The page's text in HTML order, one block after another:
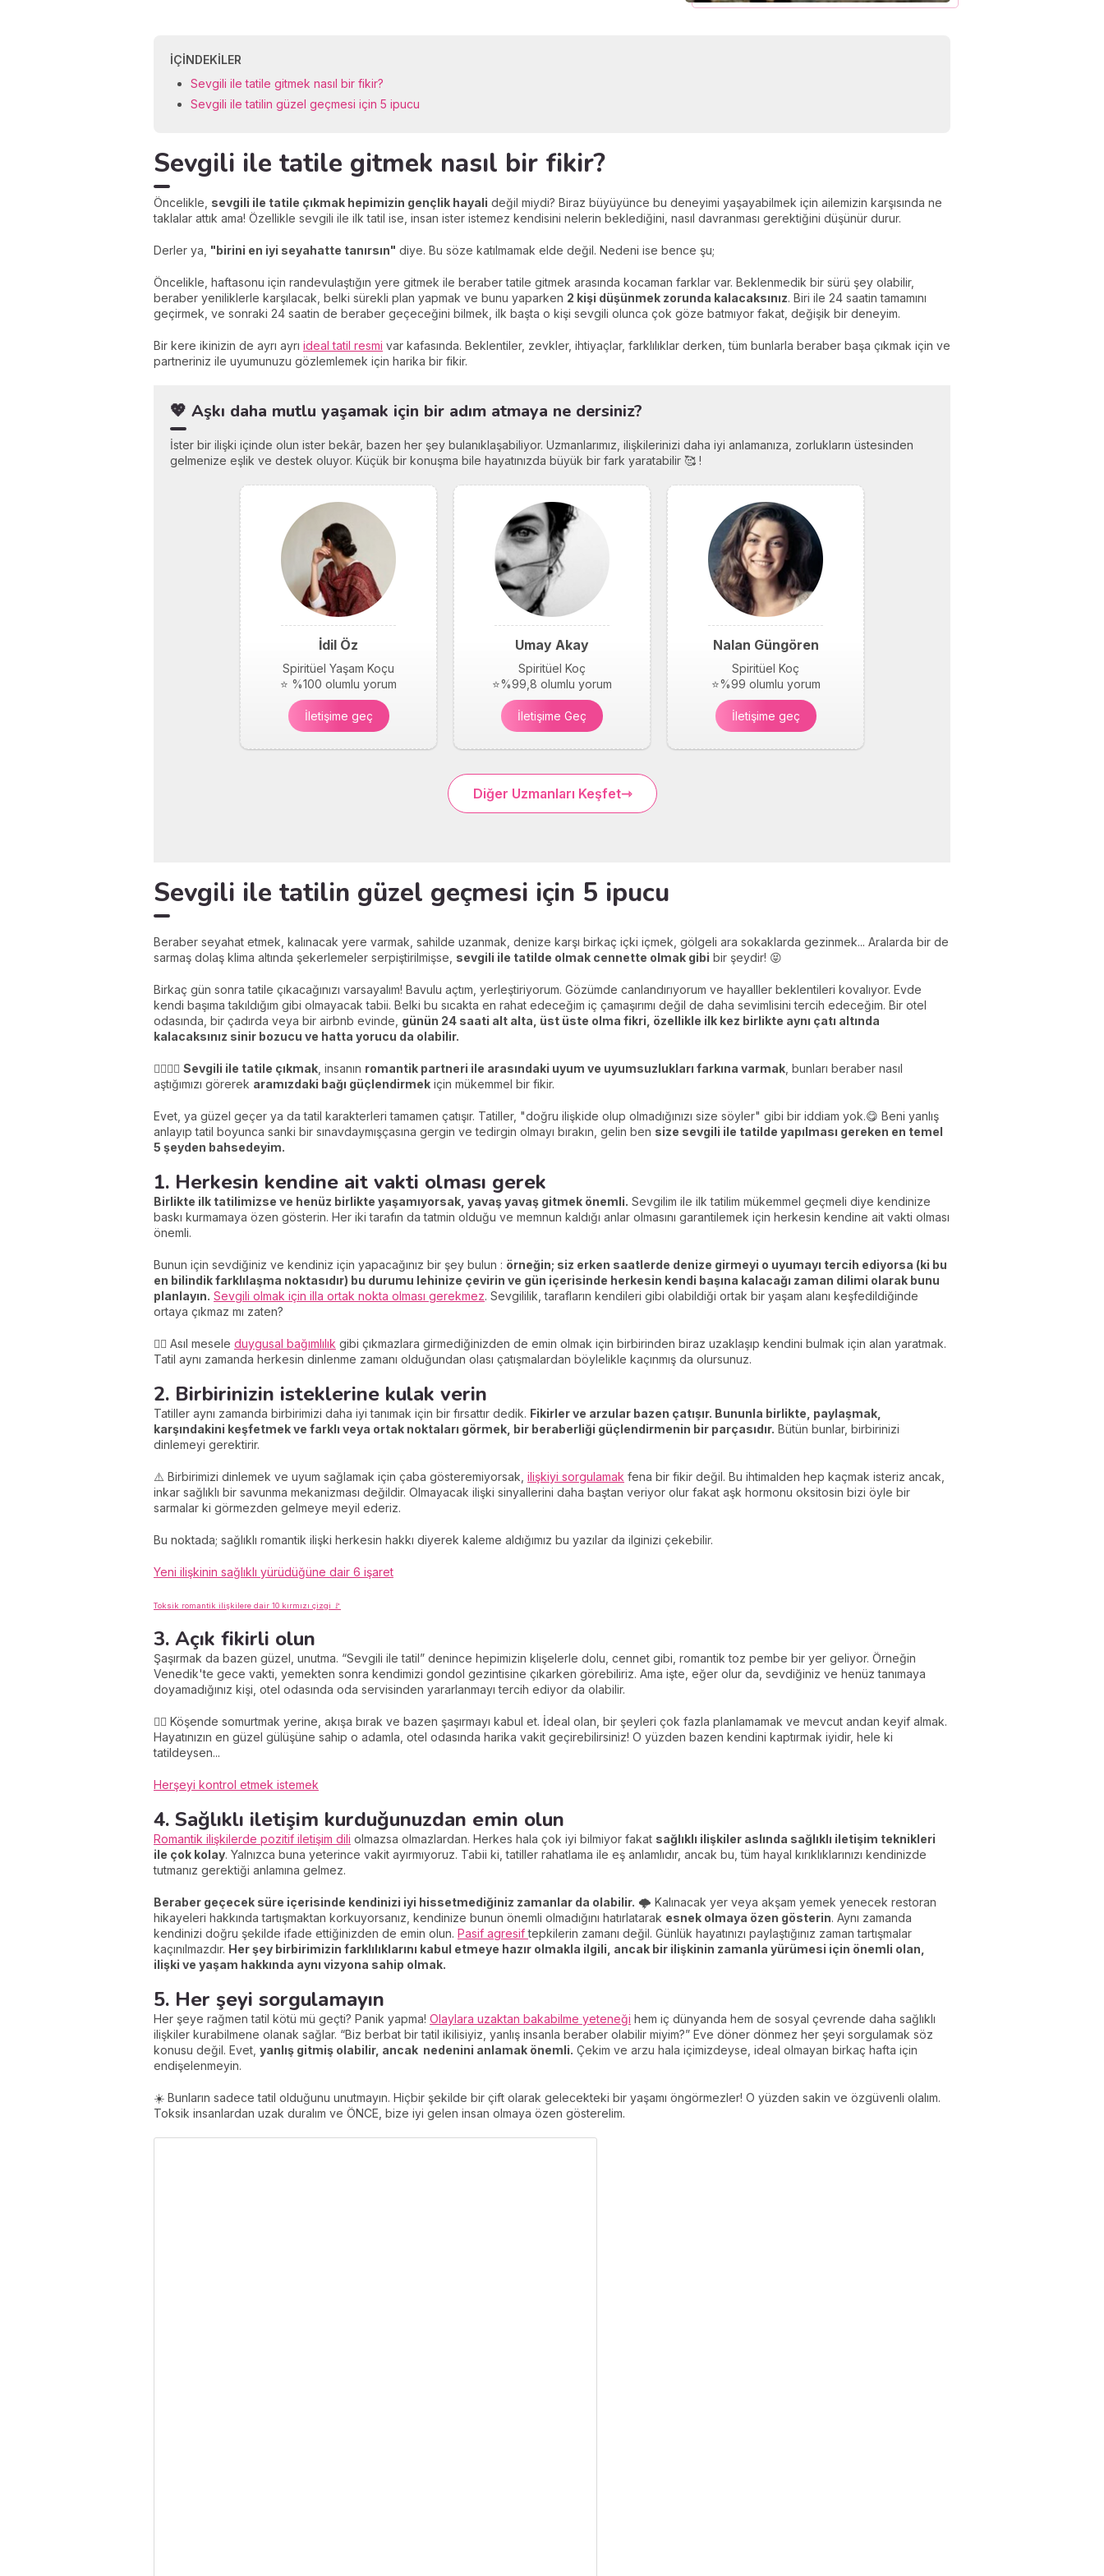
İÇINDEKILER
Sevgili ile tatile gitmek nasıl bir fikir?
Sevgili ile tatilin güzel geçmesi için 5 ipucu
Sevgili ile tatile gitmek nasıl bir fikir?
Öncelikle, sevgili ile tatile çıkmak hepimizin gençlik hayali değil miydi? Biraz büyüyünce bu deneyimi yaşayabilmek için ailemizin karşısında ne
taklalar attık ama! Özellikle sevgili ile ilk tatil ise, insan ister istemez kendisini nelerin beklediğini, nasıl davranması gerektiğini düşünür durur.
Derler ya, "birini en iyi seyahatte tanırsın" diye. Bu söze katılmamak elde değil. Nedeni ise bence şu;
Öncelikle, haftasonu için randevulaştığın yere gitmek ile beraber tatile gitmek arasında kocaman farklar var. Beklenmedik bir sürü şey olabilir,
beraber yeniliklerle karşılacak, belki sürekli plan yapmak ve bunu yaparken 2 kişi düşünmek zorunda kalacaksınız. Biri ile 24 saatin tamamını
geçirmek, ve sonraki 24 saatin de beraber geçeceğini bilmek, ilk başta o kişi sevgili olunca çok göze batmıyor fakat, değişik bir deneyim.
Bir kere ikinizin de ayrı ayrı ideal tatil resmi var kafasında. Beklentiler, zevkler, ihtiyaçlar, farklılıklar derken, tüm bunlarla beraber başa çıkmak için ve
partneriniz ile uyumunuzu gözlemlemek için harika bir fikir.
💖 Aşkı daha mutlu yaşamak için bir adım atmaya ne dersiniz?
İster bir ilişki içinde olun ister bekâr, bazen her şey bulanıklaşabiliyor. Uzmanlarımız, ilişkilerinizi daha iyi anlamanıza, zorlukların üstesinden
gelmenize eşlik ve destek oluyor. Küçük bir konuşma bile hayatınızda büyük bir fark yaratabilir 🥰 !
İdil Öz
Spiritüel Yaşam Koçu
⭐ %100 olumlu yorum
İletişime geç
Umay Akay
Spiritüel Koç
⭐%99,8 olumlu yorum
İletişime Geç
Nalan Güngören
Spiritüel Koç
⭐%99 olumlu yorum
İletişime geç
Diğer Uzmanları Keşfet
Sevgili ile tatilin güzel geçmesi için 5 ipucu
Beraber seyahat etmek, kalınacak yere varmak, sahilde uzanmak, denize karşı birkaç içki içmek, gölgeli ara sokaklarda gezinmek... Aralarda bir de
sarmaş dolaş klima altında şekerlemeler serpiştirilmişse, sevgili ile tatilde olmak cennette olmak gibi bir şeydir! 😝
Birkaç gün sonra tatile çıkacağınızı varsayalım! Bavulu açtım, yerleştiriyorum. Gözümde canlandırıyorum ve hayalller beklentileri kovalıyor. Evde
kendi başıma takıldığım gibi olmayacak tabii. Belki bu sıcakta en rahat edeceğim iç çamaşırımı değil de daha sevimlisini tercih edeceğim. Bir otel
odasında, bir çadırda veya bir airbnb evinde, günün 24 saati alt alta, üst üste olma fikri, özellikle ilk kez birlikte aynı çatı altında
kalacaksınız sinir bozucu ve hatta yorucu da olabilir.
👩‍❤️‍💋‍👨 Sevgili ile tatile çıkmak , insanın romantik partneri ile arasındaki uyum ve uyumsuzlukları farkına varmak , bunları beraber nasıl
aştığımızı görerek aramızdaki bağı güçlendirmek için mükemmel bir fikir.
Evet, ya güzel geçer ya da tatil karakterleri tamamen çatışır. Tatiller, "doğru ilişkide olup olmadığınızı size söyler" gibi bir iddiam yok.😋 Beni yanlış
anlayıp tatil boyunca sanki bir sınavdaymışçasına gergin ve tedirgin olmayı bırakın, gelin ben size sevgili ile tatilde yapılması gereken en temel
5 şeyden bahsedeyim.
1. Herkesin kendine ait vakti olması gerek
Birlikte ilk tatilimizse ve henüz birlikte yaşamıyorsak, yavaş yavaş gitmek önemli. Sevgilim ile ilk tatilim mükemmel geçmeli diye kendinize
baskı kurmamaya özen gösterin. Her iki tarafın da tatmin olduğu ve memnun kaldığı anlar olmasını garantilemek için herkesin kendine ait vakti olması
önemli.
Bunun için sevdiğiniz ve kendiniz için yapacağınız bir şey bulun : örneğin; siz erken saatlerde denize girmeyi o uyumayı tercih ediyorsa (ki bu
en bilindik farklılaşma noktasıdır) bu durumu lehinize çevirin ve gün içerisinde herkesin kendi başına kalacağı zaman dilimi olarak bunu
planlayın. Sevgili olmak için illa ortak nokta olması gerekmez. Sevgililik, tarafların kendileri gibi olabildiği ortak bir yaşam alanı keşfedildiğinde
ortaya çıkmaz mı zaten?
🧘‍♀️ Asıl mesele duygusal bağımlılık gibi çıkmazlara girmediğinizden de emin olmak için birbirinden biraz uzaklaşıp kendini bulmak için alan yaratmak.
Tatil aynı zamanda herkesin dinlenme zamanı olduğundan olası çatışmalardan böylelikle kaçınmış da olursunuz.
2. Birbirinizin isteklerine kulak verin
Tatiller aynı zamanda birbirimizi daha iyi tanımak için bir fırsattır dedik. Fikirler ve arzular bazen çatışır. Bununla birlikte, paylaşmak,
karşındakini keşfetmek ve farklı veya ortak noktaları görmek, bir beraberliği güçlendirmenin bir parçasıdır. Bütün bunlar, birbirinizi
dinlemeyi gerektirir.
⚠️ Birbirimizi dinlemek ve uyum sağlamak için çaba gösteremiyorsak, ilişkiyi sorgulamak fena bir fikir değil. Bu ihtimalden hep kaçmak isteriz ancak,
inkar sağlıklı bir savunma mekanizması değildir. Olmayacak ilişki sinyallerini daha baştan veriyor olur fakat aşk hormonu oksitosin bizi öyle bir
sarmalar ki görmezden gelmeye meyil ederiz.
Bu noktada; sağlıklı romantik ilişki herkesin hakkı diyerek kaleme aldığımız bu yazılar da ilginizi çekebilir.
Yeni ilişkinin sağlıklı yürüdüğüne dair 6 işaret
Toksik romantik ilişkilere dair 10 kırmızı çizgi 🚩
3. Açık fikirli olun
Şaşırmak da bazen güzel, unutma. “Sevgili ile tatil” denince hepimizin klişelerle dolu, cennet gibi, romantik toz pembe bir yer geliyor. Örneğin
Venedik'te gece vakti, yemekten sonra kendimizi gondol gezintisine çıkarken görebiliriz. Ama işte, eğer olur da, sevdiğiniz ve henüz tanımaya
doyamadığınız kişi, otel odasında oda servisinden yararlanmayı tercih ediyor da olabilir.
🙇‍♀️ Köşende somurtmak yerine, akışa bırak ve bazen şaşırmayı kabul et. İdeal olan, bir şeyleri çok fazla planlamamak ve mevcut andan keyif almak.
Hayatınızın en güzel gülüşüne sahip o adamla, otel odasında harika vakit geçirebilirsiniz! O yüzden bazen kendini kaptırmak iyidir, hele ki
tatildeysen...
Herşeyi kontrol etmek istemek
4. Sağlıklı iletişim kurduğunuzdan emin olun
Romantik ilişkilerde pozitif iletişim dili olmazsa olmazlardan. Herkes hala çok iyi bilmiyor fakat sağlıklı ilişkiler aslında sağlıklı iletişim teknikleri
ile çok kolay. Yalnızca buna yeterince vakit ayırmıyoruz. Tabii ki, tatiller rahatlama ile eş anlamlıdır, ancak bu, tüm hayal kırıklıklarınızı kendinizde
tutmanız gerektiği anlamına gelmez.
Beraber geçecek süre içerisinde kendinizi iyi hissetmediğiniz zamanlar da olabilir. 🌩️ Kalınacak yer veya akşam yemek yenecek restoran
hikayeleri hakkında tartışmaktan korkuyorsanız, kendinize bunun önemli olmadığını hatırlatarak esnek olmaya özen gösterin. Aynı zamanda
kendinizi doğru şekilde ifade ettiğinizden de emin olun. Pasif agresiftepkilerin zamanı değil. Günlük hayatınızı paylaştığınız zaman tartışmalar
kaçınılmazdır. Her şey birbirimizin farklılıklarını kabul etmeye hazır olmakla ilgili, ancak bir ilişkinin zamanla yürümesi için önemli olan,
ilişki ve yaşam hakkında aynı vizyona sahip olmak.
5. Her şeyi sorgulamayın
Her şeye rağmen tatil kötü mü geçti? Panik yapma! Olaylara uzaktan bakabilme yeteneği hem iç dünyanda hem de sosyal çevrende daha sağlıklı
ilişkiler kurabilmene olanak sağlar. “Biz berbat bir tatil ikilisiyiz, yanlış insanla beraber olabilir miyim?” Eve döner dönmez her şeyi sorgulamak söz
konusu değil. Evet, yanlış gitmiş olabilir, ancak nedenini anlamak önemli. Çekim ve arzu hala içimizdeyse, ideal olmayan birkaç hafta için
endişelenmeyin.
☀️ Bunların sadece tatil olduğunu unutmayın. Hiçbir şekilde bir çift olarak gelecekteki bir yaşamı öngörmezler! O yüzden sakin ve özgüvenli olalım.
Toksik insanlardan uzak duralım ve ÖNCE, bize iyi gelen insan olmaya özen gösterelim.